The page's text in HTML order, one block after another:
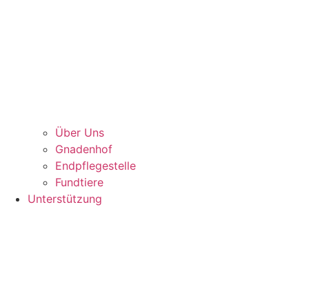
Über Uns
Gnadenhof
Endpflegestelle
Fundtiere
Unterstützung